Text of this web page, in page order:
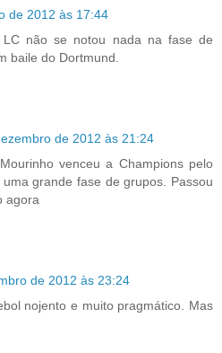
de 2012 às 17:44
não se notou nada na fase de
baile do Dortmund.
de 2012 às 21:24
venceu a Champions pelo
grande fase de grupos. Passou
agora
de 2012 às 23:24
nojento e muito pragmático. Mas